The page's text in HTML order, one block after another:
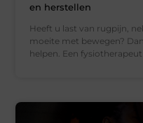
en herstellen
Heeft u last van rugpijn,
moeite met bewegen?
helpen. Een fysiotherapeut